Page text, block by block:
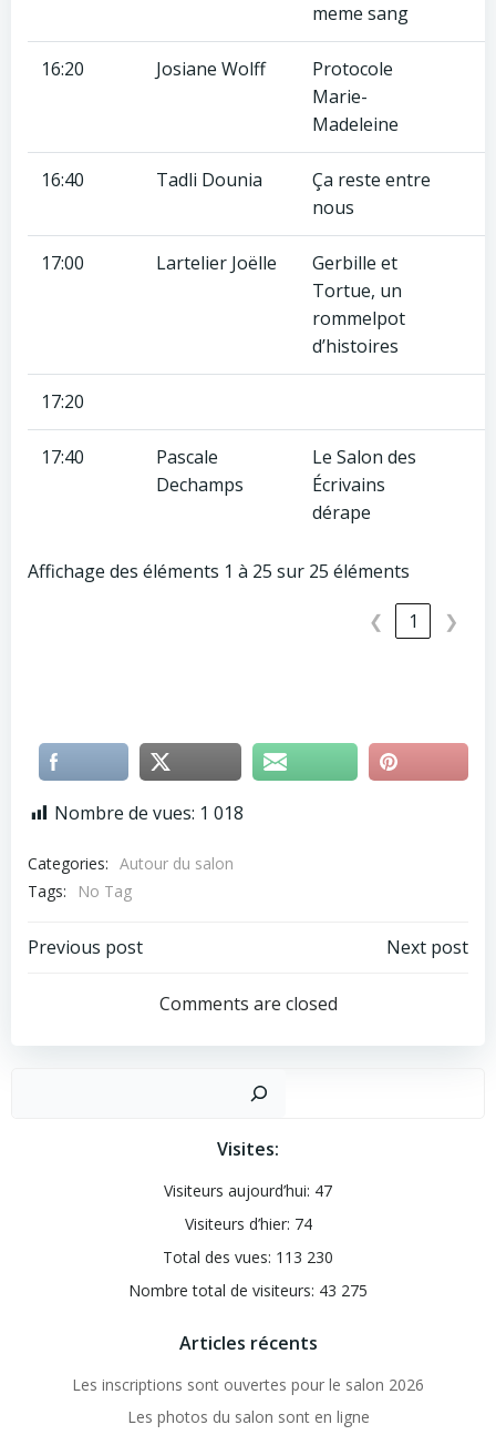
meme sang
16:20 Josiane Wolff
Protocole
Marie-
Madeleine
16:40 Tadli Dounia
Ça reste entre
nous
17:00 Lartelier Joëlle
Gerbille et
Tortue, un
rommelpot
d’histoires
17:20
17:40
Pascale
Dechamps
Le Salon des
Écrivains
dérape
Affichage des éléments 1 à 25 sur 25 éléments
❮ 1 ❯
Nombre de vues: 1 018
Categories: Autour du salon
Tags:
No Tag
Post
navigation
Previous post
navigation
Next post
Comments are closed
Visites:
Visiteurs aujourd’hui: 47
Visiteurs d’hier: 74
Total des vues: 113 230
Nombre total de visiteurs: 43 275
Articles récents
Les inscriptions sont ouvertes pour le salon 2026
Les photos du salon sont en ligne